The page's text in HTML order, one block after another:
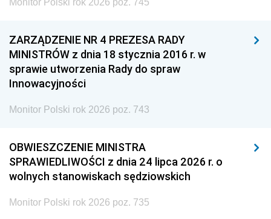
Monitor Polski rok 2026 poz. 745
ZARZĄDZENIE NR 4 PREZESA RADY
MINISTRÓW z dnia 18 stycznia 2016 r. w
sprawie utworzenia Rady do spraw
Innowacyjności
Monitor Polski rok 2026 poz. 743
OBWIESZCZENIE MINISTRA
SPRAWIEDLIWOŚCI z dnia 24 lipca 2026 r. o
wolnych stanowiskach sędziowskich
Monitor Polski rok 2026 poz. 735